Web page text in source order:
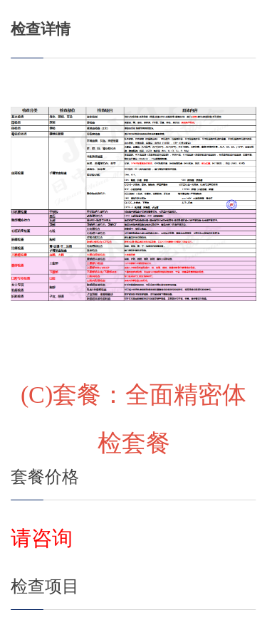
检查详情
(C)套餐：全面精密体
检套餐
套餐价格
请咨询
检查项目